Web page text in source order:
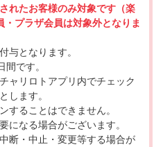
れたお客様のみ対象です（楽
プラザ会員は対象外となりま
与となります。
です。
ャリロトアプリ内でチェック
します。
することはできません。
になる場合がございます。
断・中止・変更等する場合が